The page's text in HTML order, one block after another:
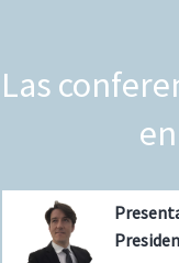
Las